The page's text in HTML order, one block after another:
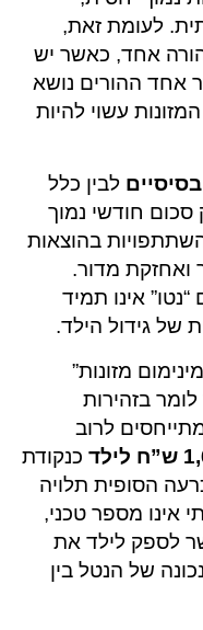
לעומת זאת,
אחד, כאשר יש
אחד ההורים נושא
עשוי להיות
לבין כלל
חודשי נמוך
בהוצאות
ואחזקת מדור.
אינו תמיד
של גידול הילד.
מזונות”
בזהירות
לרוב
כנקודת
הסופית תלויה
אינו מספר טכני,
לספק לילד את
של הנטל בין